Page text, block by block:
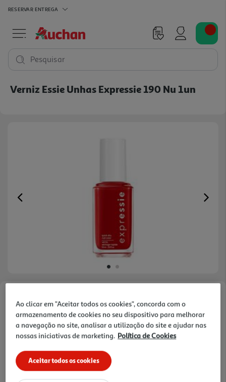
RESERVAR ENTREGA
Pesquisar
Verniz Essie Unhas Expressie 190 Nu 1un
Previous
10.99 €/un
10,99 €
Ao clicar em "Aceitar todos os cookies", concorda com o
armazenamento de cookies no seu dispositivo para melhorar
a navegação no site, analisar a utilização do site e ajudar nas
nossas iniciativas de marketing. Política de Cookies
Aceitar todos os cookies